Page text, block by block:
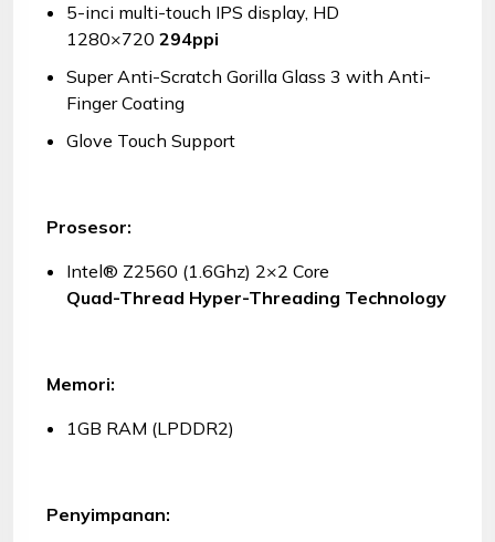
5-inci multi-touch IPS display, HD
1280×720 294ppi
Super Anti-Scratch Gorilla Glass 3 with Anti-
Finger Coating
Glove Touch Support
Prosesor:
Intel® Z2560 (1.6Ghz) 2×2 Core
Quad-Thread Hyper-Threading Technology
Memori:
1GB RAM (LPDDR2)
Penyimpanan: